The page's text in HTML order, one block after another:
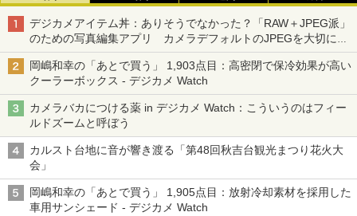
デジカメアイテム丼：ありそうでなかった？「RAW＋JPEG派」
のための写真編集アプリ カメラデフォルトのJPEGを大切にす
る「Filmator」
岡嶋和幸の「あとで買う」 1,903点目：高密閉で保冷効果が高い
クーラーボックス - デジカメ Watch
カメラバカにつける薬 in デジカメ Watch：こういうのはフィー
ルドズームと呼ぼう
カルスト台地に音が響き渡る「第48回秋吉台観光まつり花火大
会」
岡嶋和幸の「あとで買う」 1,905点目：放射冷却素材を採用した
車用サンシェード - デジカメ Watch